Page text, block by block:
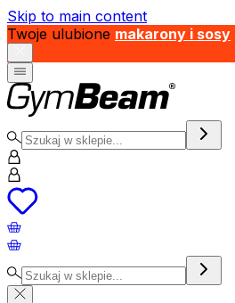
Skip to main content
Twoje ulubione makarony i sosy